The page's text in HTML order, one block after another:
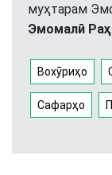
муҳтарам
Эмомалӣ
Вохӯриҳо
Сафарҳо